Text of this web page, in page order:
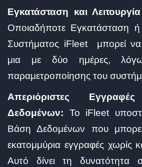
Εγκατάσταση και
Οποιαδήποτε Εγκατάσταση
Συστήματος iFleet μπορεί
μια με δύο ημέρες,
παραμετροποίησης του
Απεριόριστες
Δεδομένων: Το iFleet
Βάση Δεδομένων που μπορεί
εκατομμύρια εγγραφές χωρίς
Αυτό δίνει τη δυνατότητα